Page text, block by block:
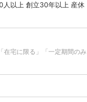
人以上 創立30年以上 産休
在宅に限る」「一定期間の